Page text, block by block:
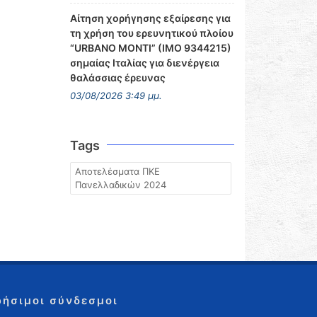
Αίτηση χορήγησης εξαίρεσης για
τη χρήση του ερευνητικού πλοίου
“URBANO MONTI” (IMO 9344215)
σημαίας Ιταλίας για διενέργεια
θαλάσσιας έρευνας
03/08/2026 3:49 μμ.
Tags
Αποτελέσματα ΠΚΕ
Πανελλαδικών 2024
σύνδεσμοι